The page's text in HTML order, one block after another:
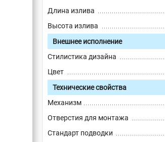
Длина излива
Высота излива
Внешнее исполнение
Стилистика дизайна
Цвет
Технические свойства
Механизм
Отверстия для монтажа
Стандарт подводки